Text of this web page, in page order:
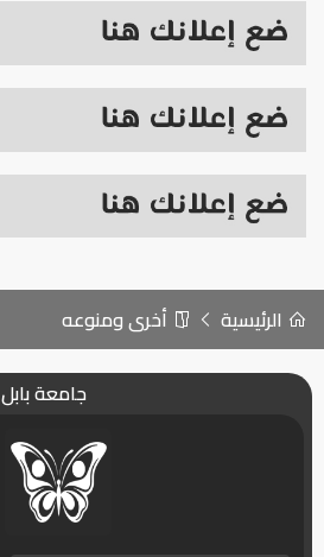
الرئيسية أخرى ومنوعه
جامعة بابل